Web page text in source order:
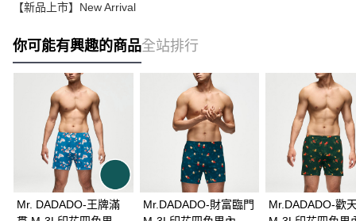
【新品上市】New Arrival
你可能有興趣的商品全站排行
Mr. DADADO-王牌滿
Mr.DADADO-財富臨門
Mr.DADADO-歡